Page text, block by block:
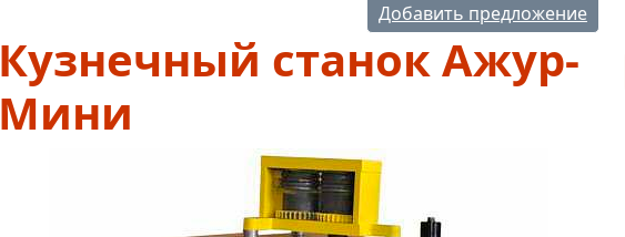
Добавить предложение
Кузнечный станок Ажур-
Мини